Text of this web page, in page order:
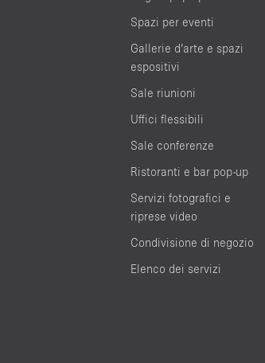
Spazi per eventi
Gallerie d’arte e spazi
espositivi
Sale riunioni
Uffici flessibili
Sale conferenze
Ristoranti e bar pop-up
Servizi fotografici e
riprese video
Condivisione di negozio
Elenco dei servizi